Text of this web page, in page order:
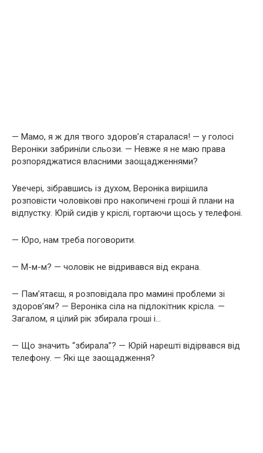
— Мамо, я ж для твого здоров’я старалася! — у голосі
Вероніки забриніли сльози. — Невже я не маю права
розпоряджатися власними заощадженнями?
Увечері, зібравшись із духом, Вероніка вирішила
розповісти чоловікові про накопичені гроші й плани на
відпустку. Юрій сидів у кріслі, гортаючи щось у телефоні.
— Юро, нам треба поговорити.
— М-м-м? — чоловік не відривався від екрана.
— Пам’ятаєш, я розповідала про мамині проблеми зі
здоров’ям? — Вероніка сіла на підлокітник крісла. —
Загалом, я цілий рік збирала гроші і…
— Що значить “збирала”? — Юрій нарешті відірвався від
телефону. — Які ще заощадження?